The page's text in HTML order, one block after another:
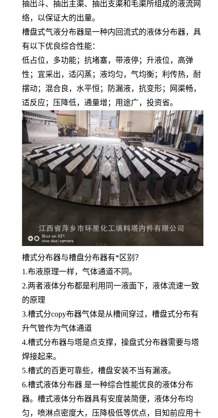
抽出斗、抽出主渠、抽出支渠和毛渠所组成的液流网
络，以保证大的出量。
槽盘式气液分布器是一种内回流式的液体分布器，具
有以下优良综合性能：
低占位，多功能；抗堵塞，带液停；升液位，高弹
性；宜采出，适闪蒸；液均匀，气均衡；利传热，耐
摆动；混合良，水平恒；防漏液，抗变形；网渠畅，
适反应；压降低，通量增；用途广，投资省。
槽式分布器与槽盘分布器有*区别？
1.布液原理一样，气体通道不同。
2.两者液体分布都是利用同一液面下，液体流速一致
的原理
3.槽式分copy布器气体是从槽间穿过，槽盘式分布有
升气管作为气体通道
4.槽式分布器与塔是点支撑，操盘式分布器需要与塔
焊接起来。
5.槽式的百更可靠些，槽盘安装不当有漏液。
6.槽式液体分布器 是一种综合性能优良的液体分布
器。槽式液体分布器具有安度装简便，液体分布均
匀，喷淋点密度大，压降极低等优点，目知前应用十